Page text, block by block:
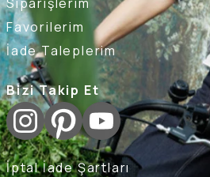
Favorilerim
İade Taleplerim
Bizi Takip Et
İptal İade Şartları